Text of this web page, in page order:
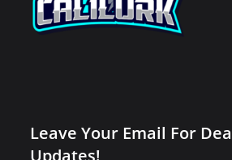
Leave Your Email For
Updates!